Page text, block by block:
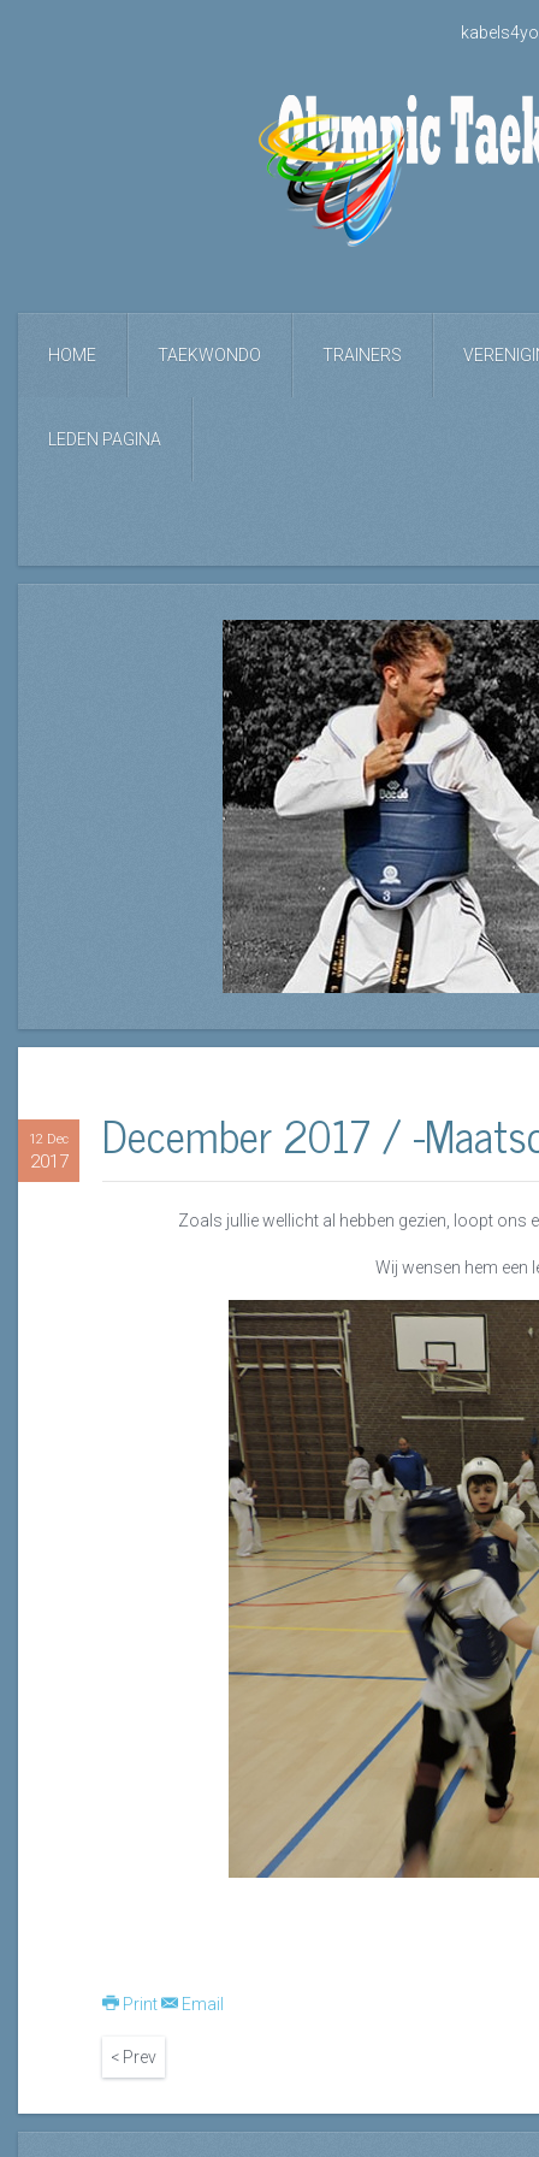
HOME TAEKWONDO TRAINERS
LEDEN PAGINA
12 Dec
2017 December 2017 / -
Zoals jullie wellicht al hebben gezien, loopt ons
Wij wensen hem een
Print Email
< Prev